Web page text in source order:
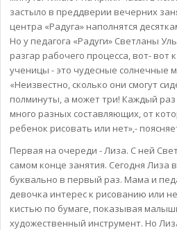
застыло в преддверии вечерних
центра «Радуга» наполнятся
Но у педагога «Радуги» Светланы
разгар рабочего процесса, вот- вот
ученицы - это чудесные солнечные
«Неизвестно, сколько они смогут
полминуты, а может три! Каждый раз
много разных составляющих, от
ребенок рисовать или нет»,-
Первая на очереди - Лиза. С ней
самом конце занятия. Сегодня Лиза
буквально в первый раз. Мама и
девочка интерес к рисованию или
кистью по бумаге, показывая
художественный инструмент. Но